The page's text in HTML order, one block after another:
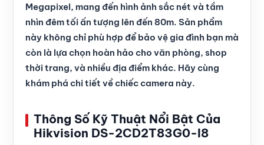
Megapixel, mang đến hình ảnh sắc nét và tầm
nhìn đêm tối ấn tượng lên đến 80m. Sản phẩm
này không chỉ phù hợp để bảo vệ gia đình bạn mà
còn là lựa chọn hoàn hảo cho văn phòng, shop
thời trang, và nhiều địa điểm khác. Hãy cùng
khám phá chi tiết về chiếc camera này.
Thông Số Kỹ Thuật Nổi Bật Của
Hikvision DS-2CD2T83G0-I8